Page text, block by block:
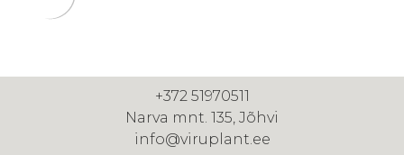
+372 51970511
Narva mnt. 135, Jõhvi
info@viruplant.ee